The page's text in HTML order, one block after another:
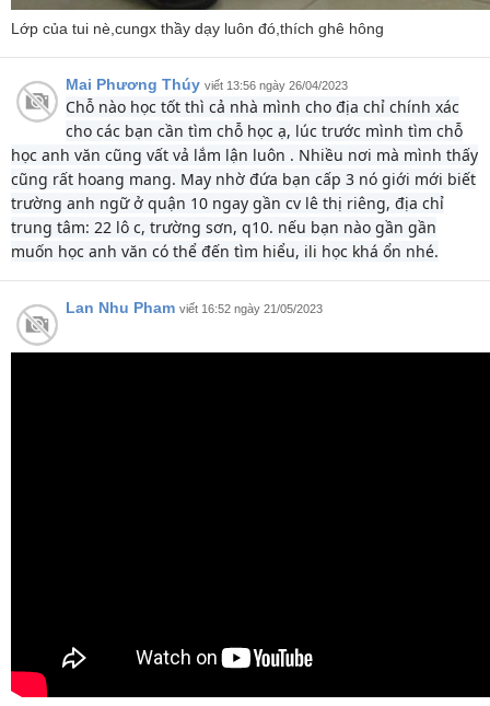
Lớp của tui nè,cungx thầy dạy luôn đó,thích ghê hông
Mai Phương Thúy viết 13:56 ngày 26/04/2023
Chỗ nào học tốt thì cả nhà mình cho địa chỉ chính xác
cho các bạn cần tìm chỗ học ạ, lúc trước mình tìm chỗ
học anh văn cũng vất vả lắm lận luôn . Nhiều nơi mà mình thấy
cũng rất hoang mang. May nhờ đứa bạn cấp 3 nó giới mới biết
trường anh ngữ ở quận 10 ngay gần cv lê thị riêng, địa chỉ
trung tâm: 22 lô c, trường sơn, q10. nếu bạn nào gần gần
muốn học anh văn có thể đến tìm hiểu, ili học khá ổn nhé.
Lan Nhu Pham viết 16:52 ngày 21/05/2023